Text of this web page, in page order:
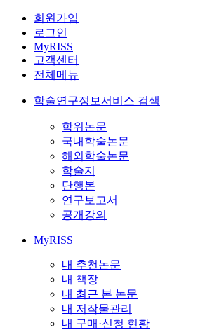
회원가입
로그인
MyRISS
고객센터
전체메뉴
학술연구정보서비스 검색
학위논문
국내학술논문
해외학술논문
학술지
단행본
연구보고서
공개강의
MyRISS
내 추천논문
내 책장
내 최근 본 논문
내 저작물관리
내 구매·신청 현황